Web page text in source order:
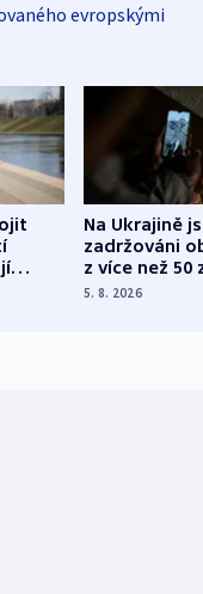
evropskými
Na Ukrajině
zadržováni
z více než 50
Bojovali na
5. 8. 2026